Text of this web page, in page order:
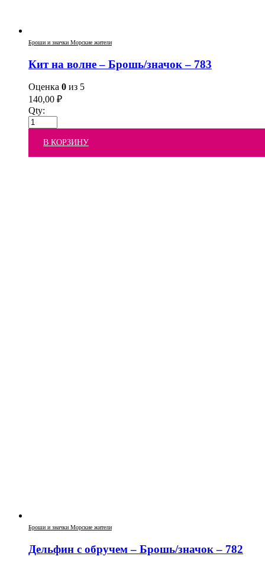
Броши и значки Морские жители
Кит на волне – Брошь/значок – 783
Оценка 0 из 5
140,00 ₽
Qty:
В КОРЗИНУ
Броши и значки Морские жители
Дельфин с обручем – Брошь/значок – 782